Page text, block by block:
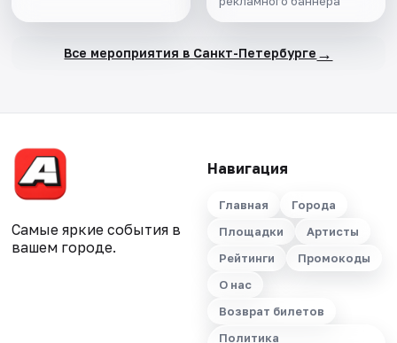
Все мероприятия в Санкт-Петербурге →
Самые яркие события в
вашем городе.
Навигация
Главная
Города
Площадки
Артисты
Рейтинги
Промокоды
О нас
Возврат билетов
Политика